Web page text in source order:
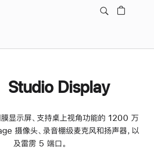
Studio Display
显示屏、支持桌上视角功能的 1200 万
摄像头、录音棚级麦克风和扬声器，以
及雷雳 5 端口。